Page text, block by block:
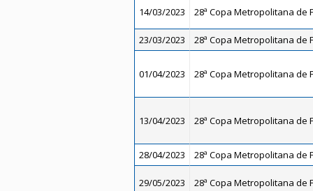
14/03/2023 28ª Copa Metropolitana de
23/03/2023 28ª Copa Metropolitana de
01/04/2023 28ª Copa Metropolitana de
13/04/2023 28ª Copa Metropolitana de
28/04/2023 28ª Copa Metropolitana de
29/05/2023 28ª Copa Metropolitana de